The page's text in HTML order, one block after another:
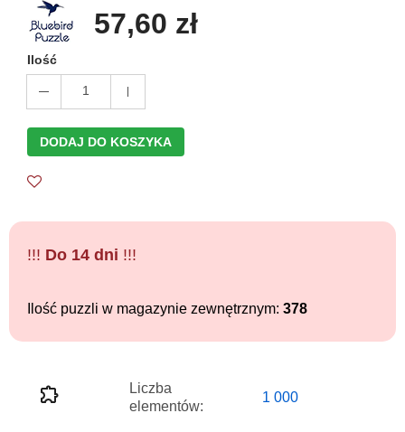
57,60 zł
Ilość
1
DODAJ DO KOSZYKA
!!! Do 14 dni !!!
Ilość puzzli w magazynie zewnętrznym: 378
Liczba
elementów:
1 000